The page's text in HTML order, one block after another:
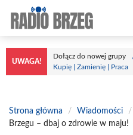
treści
UWAGA!
Dołącz do nowej grupy
Kupię | Zamienię | Praca
Strona główna / Wiadomości /
Brzegu – dbaj o zdrowie w maju!